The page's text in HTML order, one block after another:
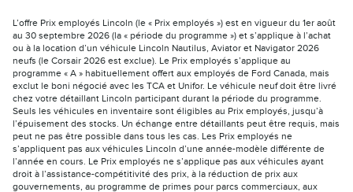
L’offre Prix employés Lincoln (le « Prix employés ») est en vigueur du 1er août
au 30 septembre 2026 (la « période du programme ») et s’applique à l’achat
ou à la location d’un véhicule Lincoln Nautilus, Aviator et Navigator 2026
neufs (le Corsair 2026 est exclue). Le Prix employés s’applique au
programme « A » habituellement offert aux employés de Ford Canada, mais
exclut le boni négocié avec les TCA et Unifor. Le véhicule neuf doit être livré
chez votre détaillant Lincoln participant durant la période du programme.
Seuls les véhicules en inventaire sont éligibles au Prix employés, jusqu’à
l’épuisement des stocks. Un échange entre détaillants peut être requis, mais
peut ne pas être possible dans tous les cas. Les Prix employés ne
s’appliquent pas aux véhicules Lincoln d’une année-modèle différente de
l’année en cours. Le Prix employés ne s’applique pas aux véhicules ayant
droit à l’assistance-compétitivité des prix, à la réduction de prix aux
gouvernements, au programme de primes pour parcs commerciaux, aux